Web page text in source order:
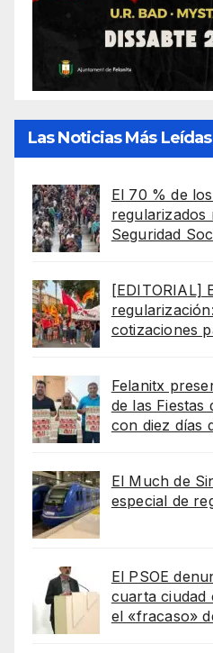
Las Noticias Más
El 70 % de
regularizados
Seguridad
[EDITORIAL]
cotizaciones
Felanitx
de las Fiestas
con diez días
El Much de
especial de
El PSOE
cuarta ciudad
el «fracaso»